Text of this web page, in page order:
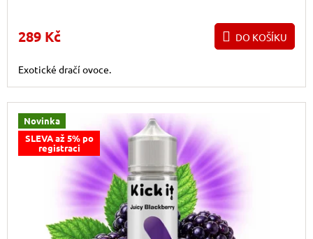
289 Kč DO KOŠÍKU
Exotické dračí ovoce.
Novinka
SLEVA až 5% po
registraci